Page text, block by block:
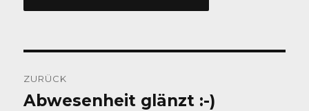
ZURÜCK
Vorheriger
Abwesenheit glänzt :-)